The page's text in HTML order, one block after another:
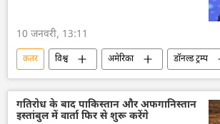
10 जनवरी, 13:11
कतर विश्व अमेरिका
डॉनल्ड ट्रम्प
वेनेजुएला
रूस चीन
गतिरोध के बाद पाकिस्तान और अफगानिस्तान
इस्तांबुल में वार्ता फिर से शुरू करेंगे